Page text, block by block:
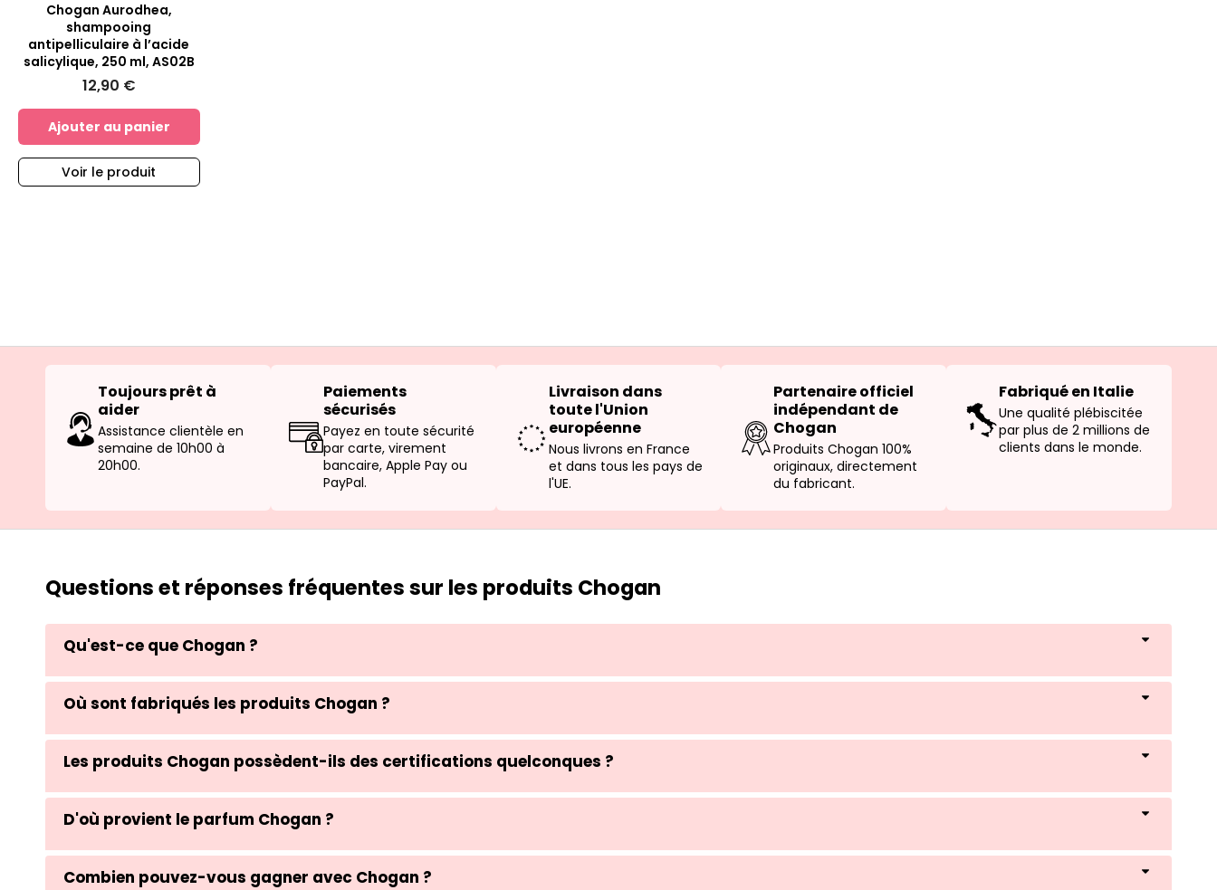
Chogan Aurodhea,
shampooing
antipelliculaire à l’acide
salicylique, 250 ml, AS02B
12,90 €
Ajouter au panier
Voir le produit
Toujours prêt à
aider
Assistance clientèle en
semaine de 10h00 à
20h00.
Paiements
sécurisés
Payez en toute sécurité
par carte, virement
bancaire, Apple Pay ou
PayPal.
Livraison dans
toute l'Union
européenne
Nous livrons en France
et dans tous les pays de
l'UE.
Partenaire officiel
indépendant de
Chogan
Produits Chogan 100%
originaux, directement
du fabricant.
Fabriqué en Italie
Une qualité plébiscitée
par plus de 2 millions de
clients dans le monde.
Questions et réponses fréquentes sur les produits Chogan
Qu'est-ce que Chogan ?
Où sont fabriqués les produits Chogan ?
Les produits Chogan possèdent-ils des certifications quelconques ?
D'où provient le parfum Chogan ?
Combien pouvez-vous gagner avec Chogan ?